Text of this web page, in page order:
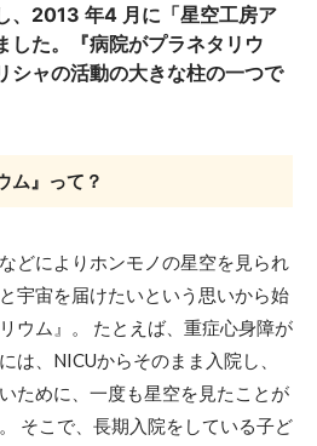
、2013 年4 月に「星空工房ア
した。『病院がプラネタリウ
シャの活動の大きな柱の一つで
ム』って？
どによりホンモノの星空を見られ
宇宙を届けたいという思いから始
ウム』。 たとえば、重症心身障が
は、NICUからそのまま入院し、
ために、一度も星空を見たことが
そこで、長期入院をしている子ど